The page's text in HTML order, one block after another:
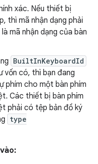
xác. Nếu thiết bị
thì mã nhận dạng phải
mã nhận dạng của bàn
BuiltInKeyboardId
vốn có, thì bạn đang
phím cho một bàn phím
Các thiết bị bàn phím
phải có tệp bản đồ ký
type